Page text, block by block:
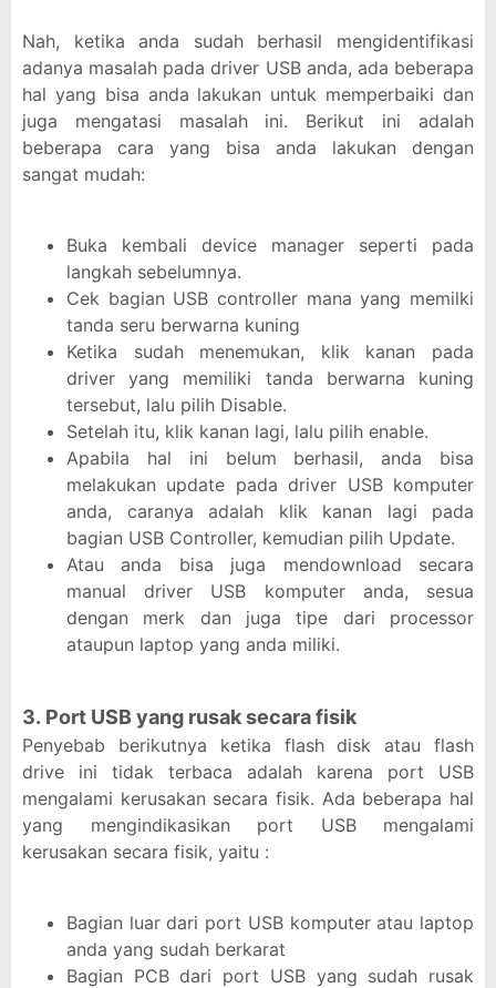
Nah, ketika anda sudah berhasil mengidentifikasi
adanya masalah pada driver USB anda, ada beberapa
hal yang bisa anda lakukan untuk memperbaiki dan
juga mengatasi masalah ini. Berikut ini adalah
beberapa cara yang bisa anda lakukan dengan
sangat mudah:
Buka kembali device manager seperti pada
langkah sebelumnya.
Cek bagian USB controller mana yang memilki
tanda seru berwarna kuning
Ketika sudah menemukan, klik kanan pada
driver yang memiliki tanda berwarna kuning
tersebut, lalu pilih Disable.
Setelah itu, klik kanan lagi, lalu pilih enable.
Apabila hal ini belum berhasil, anda bisa
melakukan update pada driver USB komputer
anda, caranya adalah klik kanan lagi pada
bagian USB Controller, kemudian pilih Update.
Atau anda bisa juga mendownload secara
manual driver USB komputer anda, sesua
dengan merk dan juga tipe dari processor
ataupun laptop yang anda miliki.
3. Port USB yang rusak secara fisik
Penyebab berikutnya ketika flash disk atau flash
drive ini tidak terbaca adalah karena port USB
mengalami kerusakan secara fisik. Ada beberapa hal
yang mengindikasikan port USB mengalami
kerusakan secara fisik, yaitu :
Bagian luar dari port USB komputer atau laptop
anda yang sudah berkarat
Bagian PCB dari port USB yang sudah rusak